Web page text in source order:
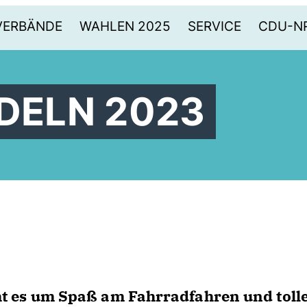
WAHLEN 2025 SERVICE CDU-
2023
es um Spaß am Fahrradfahren und